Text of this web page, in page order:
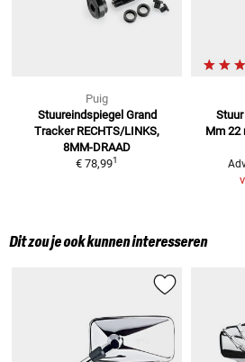
Puig
Stuureindspiegel Grand
Tracker RECHTS/LINKS,
8MM-DRAAD
€ 78,991
Mm 22
Dit zou je ook kunnen interesseren